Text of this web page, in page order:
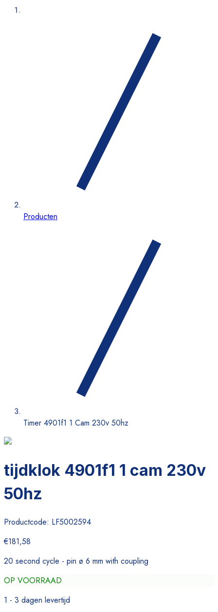
Producten
Timer 4901f1 1 Cam 230v 50hz
tijdklok 4901f1 1 cam 230v
50hz
Productcode: LF5002594
€181,58
20 second cycle - pin ø 6 mm with coupling
OP VOORRAAD
1 - 3 dagen levertijd